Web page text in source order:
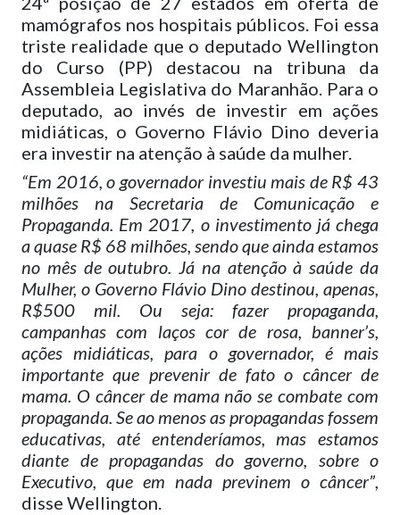
mamógrafos nos hospitais públicos. Foi essa
triste realidade que o deputado Wellington
do Curso (PP) destacou na tribuna da
Assembleia Legislativa do Maranhão. Para o
deputado, ao invés de investir em ações
midiáticas, o Governo Flávio Dino deveria
era investir na atenção à saúde da mulher.
“Em 2016, o governador investiu mais de R$ 43
milhões na Secretaria de Comunicação e
Propaganda. Em 2017, o investimento já chega
a quase R$ 68 milhões, sendo que ainda estamos
no mês de outubro. Já na atenção à saúde da
Mulher, o Governo Flávio Dino destinou, apenas,
R$500 mil. Ou seja: fazer propaganda,
campanhas com laços cor de rosa, banner’s,
ações midiáticas, para o governador, é mais
importante que prevenir de fato o câncer de
mama. O câncer de mama não se combate com
propaganda. Se ao menos as propagandas fossem
educativas, até entenderíamos, mas estamos
diante de propagandas do governo, sobre o
Executivo, que em nada previnem o câncer”,
disse Wellington.